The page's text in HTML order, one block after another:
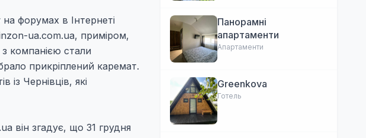
форумах в Інтернеті
ua.com.ua, приміром,
компанією стали
прикріплений каремат.
із Чернівців, які
він згадує, що 31 грудня
Панорамні
апартаменти
Апартаменти
Greenkova
Готель